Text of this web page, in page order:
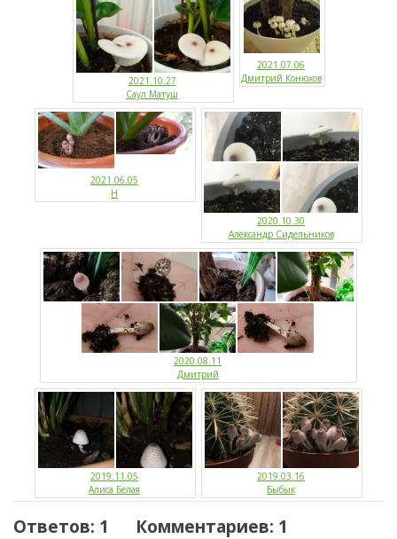
2021.10.27
Саул Матуш
2021.07.06
Дмитрий Конюхов
2021.06.05
Н
2020.10.30
Александр Сидельников
2020.08.11
Дмитрий
2019.11.05
Алиса Белая
2019.03.16
Быбык
Ответов: 1 Комментариев: 1